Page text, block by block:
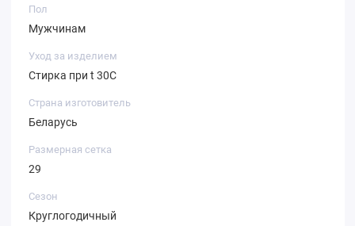
Пол
Мужчинам
Уход за изделием
Стирка при t 30С
Страна изготовитель
Беларусь
Размерная сетка
29
Сезон
Круглогодичный